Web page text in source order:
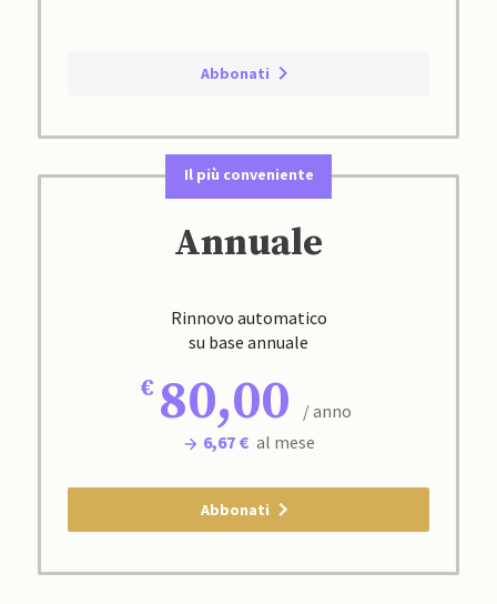
Abbonati
Il più conveniente
Annuale
Rinnovo automatico
su base annuale
80,00
/ anno
6,67 € al mese
Abbonati